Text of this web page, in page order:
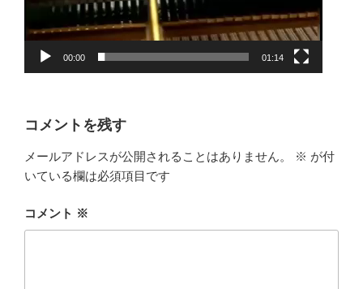
00:00 01:14
コメントを残す
メールアドレスが公開されることはありません。 ※ が付
いている欄は必須項目です
コメント ※